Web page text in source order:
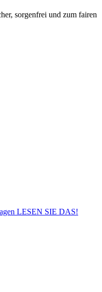
sorgenfrei und zum fairen
LESEN SIE DAS!